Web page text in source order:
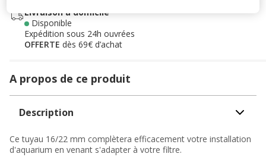
Livraison à domicile
Disponible
Expédition sous 24h ouvrées
OFFERTE dès 69€ d’achat
A propos de ce produit
Description
Ce tuyau 16/22 mm complètera efficacement votre installation
d'aquarium en venant s'adapter à votre filtre.